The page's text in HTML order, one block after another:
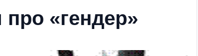
«гендер»